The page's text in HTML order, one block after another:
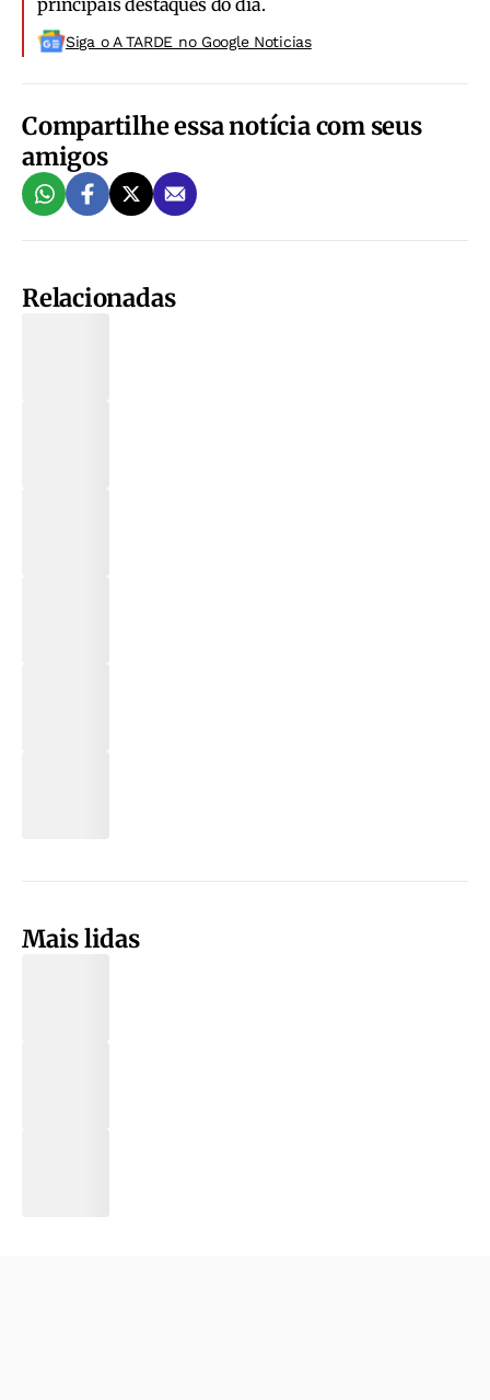
Siga o A TARDE no Google Noticias
Compartilhe essa notícia com seus
amigos
Relacionadas
Mais lidas